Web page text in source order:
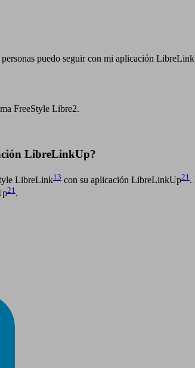
personas puedo seguir con mi aplicación
FreeStyle Libre2.
LibreLinkUp?
LibreLink13 con su aplicación LibreLinkUp21 .
21.